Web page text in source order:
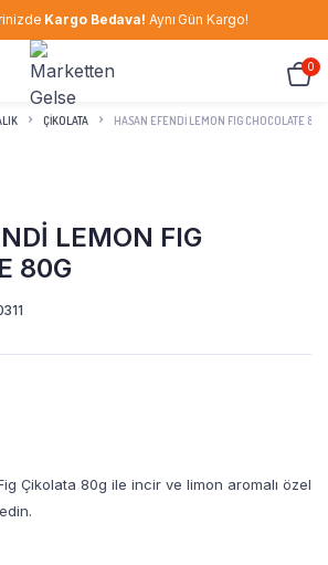
Kargo Bedava! Aynı Gün Kargo!
0
ÇIKOLATA HASAN EFENDİ LEMON FIG CHOCOLATE 80G
LEMON FIG
80G
Çikolata 80g ile incir ve limon aromalı özel